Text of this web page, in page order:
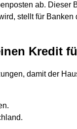
ab. Dieser
stellt für
Kredit
damit der